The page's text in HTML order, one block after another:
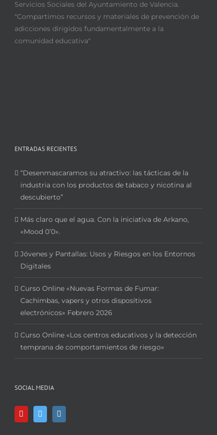
Servicios Sociales del Ayuntamiento de Valencia.
"Compartimos recursos y materiales de prevención de
adicciones dirigidos fundamentalmente a la
comunidad educativa"
ENTRADAS RECIENTES
“Desenmascaramos su atractivo: las tácticas de la
industria con los productos de tabaco y nicotina al
descubierto”
Más claro que el agua. Con la iniciativa de Arkano,
«Mood 0’0».
Jóvenes y Pantallas: Usos y Riesgos en los Entornos
Digitales
Curso Online «Nuevas Formas de Fumar:
Cachimbas, vapers y otros dispositivos
electrónicos» Febrero 2026
Curso Online «Los centros educativos y la detección
temprana de comportamientos de riesgo»
SOCIAL MEDIA